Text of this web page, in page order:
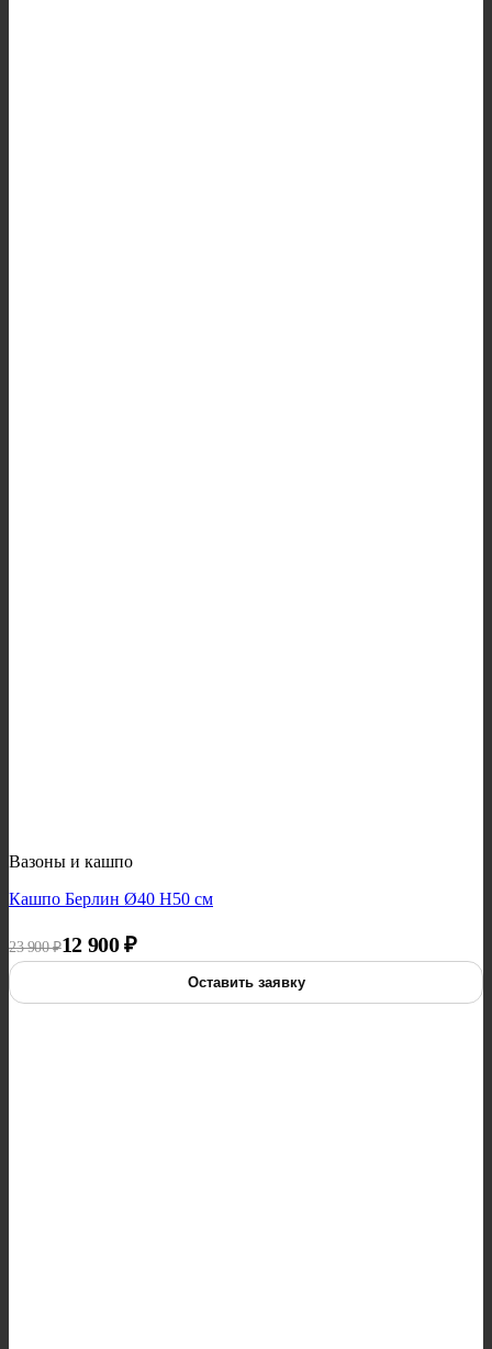
Вазоны и кашпо
Кашпо Берлин Ø40 H50 см
23 900₽
Первоначальная цена составляла 23 900 ₽.
12 900₽
Текущая цена: 12 900 ₽.
Оставить заявку